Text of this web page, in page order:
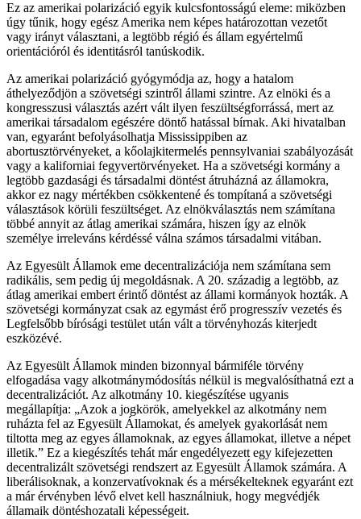
Ez az amerikai polarizáció egyik kulcsfontosságú eleme: miközben
úgy tűnik, hogy egész Amerika nem képes határozottan vezetőt
vagy irányt választani, a legtöbb régió és állam egyértelmű
orientációról és identitásról tanúskodik.
Az amerikai polarizáció gyógymódja az, hogy a hatalom
áthelyeződjön a szövetségi szintről állami szintre. Az elnöki és a
kongresszusi választás azért vált ilyen feszültségforrássá, mert az
amerikai társadalom egészére döntő hatással bírnak. Aki hivatalban
van, egyaránt befolyásolhatja Mississippiben az
abortusztörvényeket, a kőolajkitermelés pennsylvaniai szabályozását
vagy a kaliforniai fegyvertörvényeket. Ha a szövetségi kormány a
legtöbb gazdasági és társadalmi döntést átruházná az államokra,
akkor ez nagy mértékben csökkentené és tompítaná a szövetségi
választások körüli feszültséget. Az elnökválasztás nem számítana
többé annyit az átlag amerikai számára, hiszen így az elnök
személye irreleváns kérdéssé válna számos társadalmi vitában.
Az Egyesült Államok eme decentralizációja nem számítana sem
radikális, sem pedig új megoldásnak. A 20. századig a legtöbb, az
átlag amerikai embert érintő döntést az állami kormányok hozták. A
szövetségi kormányzat csak az egymást érő progresszív vezetés és
Legfelsőbb bírósági testület után vált a törvényhozás kiterjedt
eszközévé.
Az Egyesült Államok minden bizonnyal bármiféle törvény
elfogadása vagy alkotmánymódosítás nélkül is megvalósíthatná ezt a
decentralizációt. Az alkotmány 10. kiegészítése ugyanis
megállapítja: „Azok a jogkörök, amelyekkel az alkotmány nem
ruházta fel az Egyesült Államokat, és amelyek gyakorlását nem
tiltotta meg az egyes államoknak, az egyes államokat, illetve a népet
illetik.” Ez a kiegészítés tehát már engedélyezett egy kifejezetten
decentralizált szövetségi rendszert az Egyesült Államok számára. A
liberálisoknak, a konzervatívoknak és a mérsékelteknek egyaránt ezt
a már érvényben lévő elvet kell használniuk, hogy megvédjék
államaik döntéshozatali képességeit.